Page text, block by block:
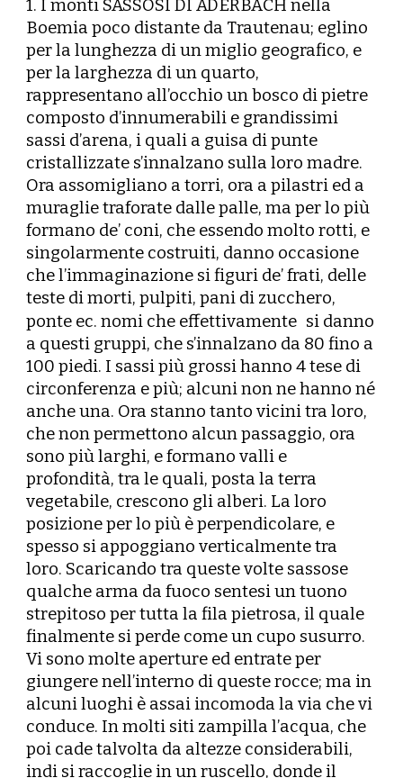
1. I monti SASSOSI DI ADERBACH nella
Boemia poco distante da Trautenau; eglino
per la lunghezza di un miglio geografico, e
per la larghezza di un quarto,
rappresentano all’occhio un bosco di pietre
composto d’innumerabili e grandissimi
sassi d’arena, i quali a guisa di punte
cristallizzate s’innalzano sulla loro madre.
Ora assomigliano a torri, ora a pilastri ed a
muraglie traforate dalle palle, ma per lo più
formano de’ coni, che essendo molto rotti, e
singolarmente costruiti, danno occasione
che l’immaginazione si figuri de’ frati, delle
teste di morti, pulpiti, pani di zucchero,
ponte ec. nomi che effettivamente si danno
a questi gruppi, che s’innalzano da 80 fino a
100 piedi. I sassi più grossi hanno 4 tese di
circonferenza e più; alcuni non ne hanno né
anche una. Ora stanno tanto vicini tra loro,
che non permettono alcun passaggio, ora
sono più larghi, e formano valli e
profondità, tra le quali, posta la terra
vegetabile, crescono gli alberi. La loro
posizione per lo più è perpendicolare, e
spesso si appoggiano verticalmente tra
loro. Scaricando tra queste volte sassose
qualche arma da fuoco sentesi un tuono
strepitoso per tutta la fila pietrosa, il quale
finalmente si perde come un cupo susurro.
Vi sono molte aperture ed entrate per
giungere nell’interno di queste rocce; ma in
alcuni luoghi è assai incomoda la via che vi
conduce. In molti siti zampilla l’acqua, che
poi cade talvolta da altezze considerabili,
indi si raccoglie in un ruscello, donde il